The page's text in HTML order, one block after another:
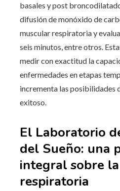
basales y post
difusión de monóxido de
muscular respiratoria y
seis minutos, entre otros.
medir con exactitud la
enfermedades en etapas
incrementa las posibilidades
exitoso.
El Laboratorio
del Sueño: una
integral sobre
respiratoria